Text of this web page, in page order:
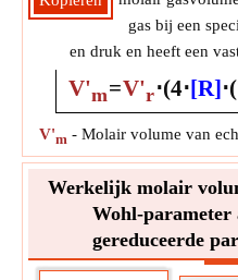
gas bij een
en druk en heeft een
V'm=V'r⋅(4⋅[R]⋅(
V'm - Molair volume van
Werkelijk molair
Wohl-parameter
gereduceerde